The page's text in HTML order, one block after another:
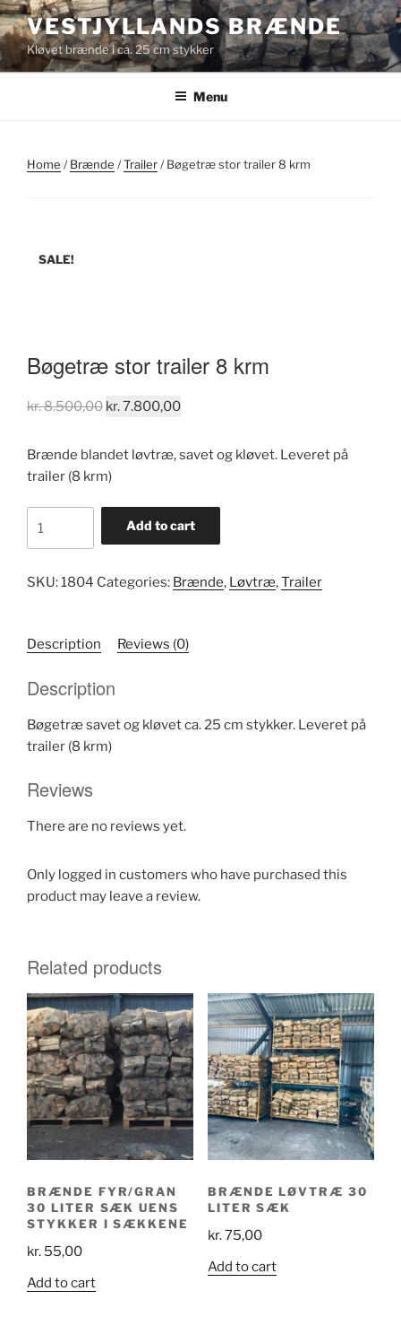
Videre
til
indhold
VESTJYLLANDS BRÆNDE
Kløvet brænde i ca. 25 cm stykker
Menu
Home /Brænde /Trailer/ Bøgetræ stor trailer 8 krm
SALE!
Bøgetræ stor trailer 8 krm
kr.8.500,00 kr.7.800,00
Brænde blandet løvtræ, savet og kløvet. Leveret på
trailer (8 krm)
stor
8
Add to cart
SKU:1804 Categories: Brænde, Løvtræ,Trailer
Description Reviews (0)
Description
Bøgetræ savet og kløvet ca. 25 cm stykker. Leveret på
trailer (8 krm)
Reviews
There are no reviews yet.
Only logged in customers who have purchased this
product may leave a review.
Related products
BRÆNDE FYR/GRAN
30 LITER SÆK UENS
STYKKER I SÆKKENE
kr. 55,00
Add to cart
BRÆNDE LØVTRÆ 30
LITER SÆK
kr.75,00
Add to cart